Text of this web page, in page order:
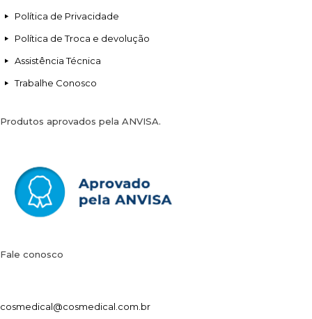
Política de Privacidade
Política de Troca e devolução
Assistência Técnica
Trabalhe Conosco
Produtos aprovados pela ANVISA.
Fale conosco
cosmedical@cosmedical.com.br